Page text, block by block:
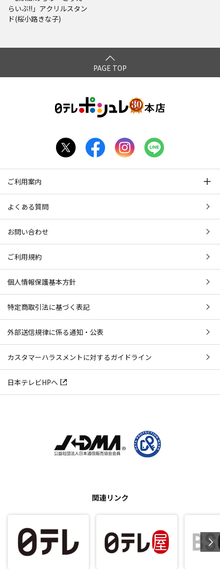
らいぶ!!」アクリルスタン
ド(桜小路きな子)
PAGE TOP
ご利用案内
よくある質問
お問い合わせ
ご利用規約
個人情報保護基本方針
特定商取引法に基づく表記
外部送信規律に係る通知・公表
カスタマーハラスメントに対するガイドライン
日本テレビHPへ
関連リンク